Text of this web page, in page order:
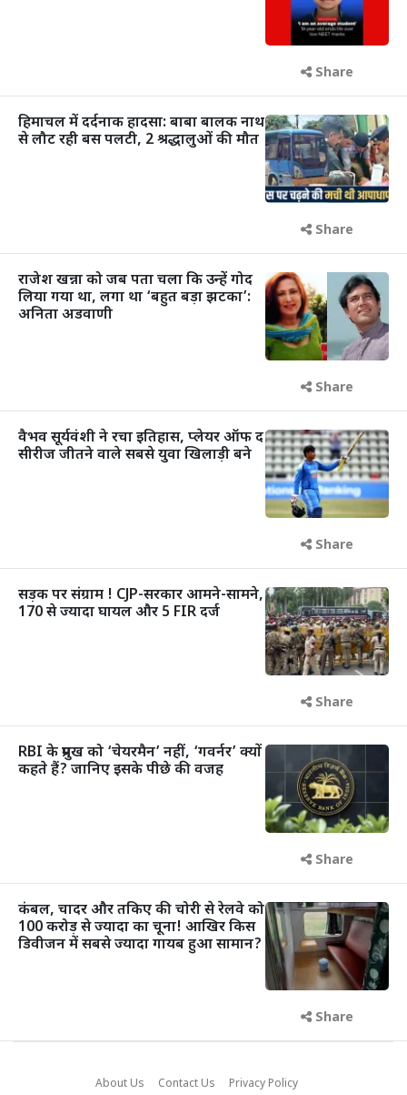
Share
हिमाचल में दर्दनाक हादसा: बाबा बालक नाथ
से लौट रही बस पलटी, 2 श्रद्धालुओं की मौत
Share
राजेश खन्ना को जब पता चला कि उन्हें गोद
लिया गया था, लगा था ‘बहुत बड़ा झटका’:
अनिता अडवाणी
Share
वैभव सूर्यवंशी ने रचा इतिहास, प्लेयर ऑफ द
सीरीज जीतने वाले सबसे युवा खिलाड़ी बने
Share
सड़क पर संग्राम ! CJP-सरकार आमने-सामने,
170 से ज्यादा घायल और 5 FIR दर्ज
Share
RBI के प्रमुख को ‘चेयरमैन’ नहीं, ‘गवर्नर’ क्यों
कहते हैं? जानिए इसके पीछे की वजह
Share
कंबल, चादर और तकिए की चोरी से रेलवे को
100 करोड़ से ज्यादा का चूना! आखिर किस
डिवीजन में सबसे ज्यादा गायब हुआ सामान?
Share
About Us Contact Us Privacy Policy